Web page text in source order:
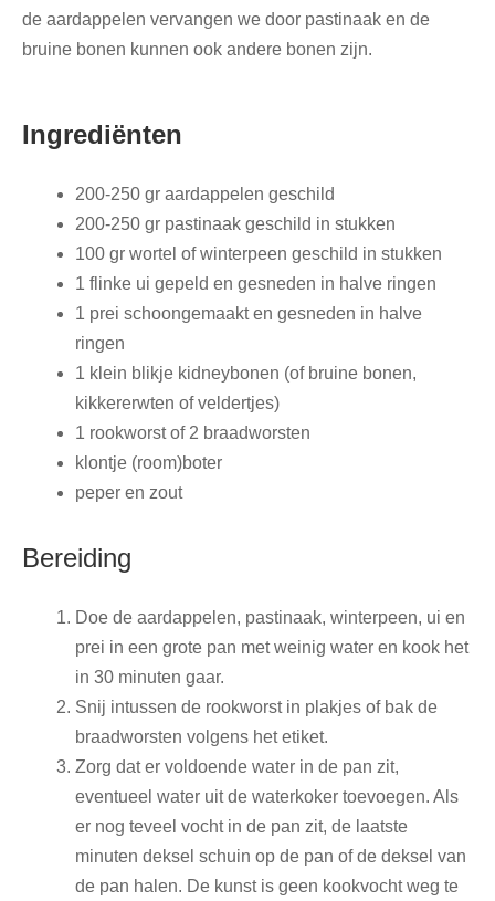
de aardappelen vervangen we door pastinaak en de
bruine bonen kunnen ook andere bonen zijn.
Ingrediënten
200-250 gr aardappelen geschild
200-250 gr pastinaak geschild in stukken
100 gr wortel of winterpeen geschild in stukken
1 flinke ui gepeld en gesneden in halve ringen
1 prei schoongemaakt en gesneden in halve
ringen
1 klein blikje kidneybonen (of bruine bonen,
kikkererwten of veldertjes)
1 rookworst of 2 braadworsten
klontje (room)boter
peper en zout
Bereiding
Doe de aardappelen, pastinaak, winterpeen, ui en
prei in een grote pan met weinig water en kook het
in 30 minuten gaar.
Snij intussen de rookworst in plakjes of bak de
braadworsten volgens het etiket.
Zorg dat er voldoende water in de pan zit,
eventueel water uit de waterkoker toevoegen. Als
er nog teveel vocht in de pan zit, de laatste
minuten deksel schuin op de pan of de deksel van
de pan halen. De kunst is geen kookvocht weg te